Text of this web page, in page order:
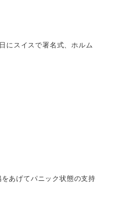
にスイスで署名式、ホルム
あげてパニック状態の支持